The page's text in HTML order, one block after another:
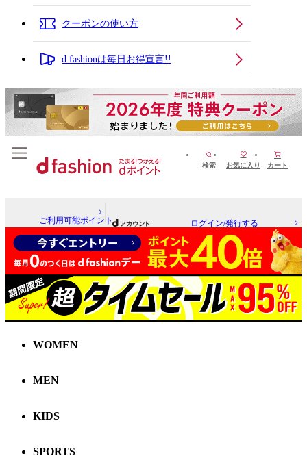
クーポンの使い方
d fashionは毎日お得宣言!!
検索 お気に入り カート
ご利用可能ポイント ログイン/発行する
WOMEN
MEN
KIDS
SPORTS